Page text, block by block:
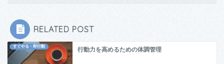
RELATED POST
すぐやる・即行動 行動力を高めるための体調管理